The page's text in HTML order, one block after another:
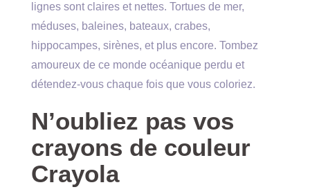
lignes sont claires et nettes. Tortues de mer,
méduses, baleines, bateaux, crabes,
hippocampes, sirènes, et plus encore. Tombez
amoureux de ce monde océanique perdu et
détendez-vous chaque fois que vous coloriez.
N’oubliez pas vos
crayons de couleur
Crayola